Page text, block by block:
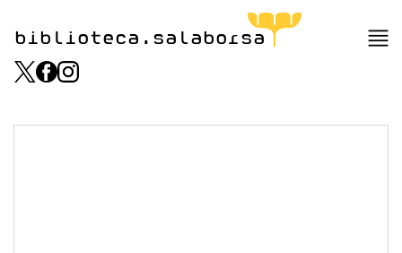
biblioteca.salaborsa